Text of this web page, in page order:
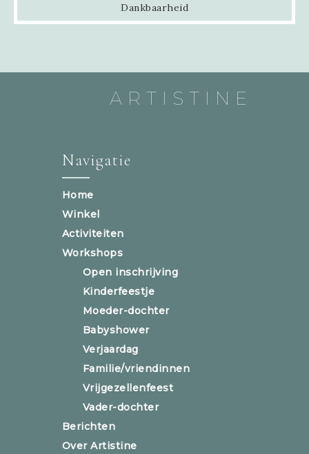
Dankbaarheid
ARTISTINE
Navigatie
Home
Winkel
Activiteiten
Workshops
Open inschrijving
Kinderfeestje
Moeder-dochter
Babyshower
Verjaardag
Familie/vriendinnen
Vrijgezellenfeest
Vader-dochter
Berichten
Over Artistine